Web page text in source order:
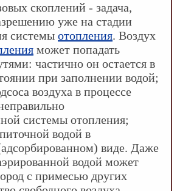
скоплений - задача,
уже на стадии
системы отопления. Воздух
может попадать
частично он остается в
при заполнении водой;
воздуха в процессе
системы отопления;
водой в
виде. Даже
водой может
с примесью других